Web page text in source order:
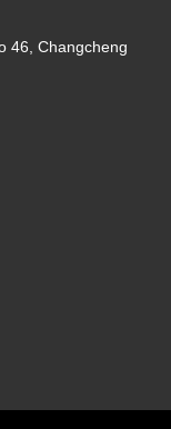
46, Changcheng